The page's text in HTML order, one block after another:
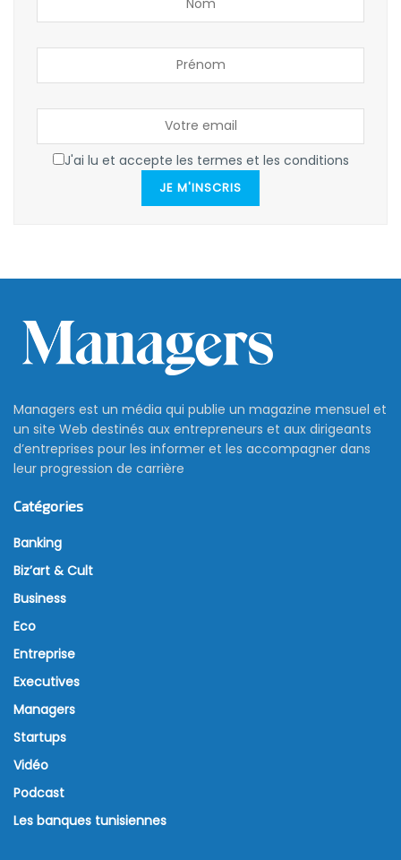
J'ai lu et accepte les termes et les conditions
JE M'INSCRIS
Managers est un média qui publie un magazine mensuel et
un site Web destinés aux entrepreneurs et aux dirigeants
d’entreprises pour les informer et les accompagner dans
leur progression de carrière
Catégories
Banking
Biz’art & Cult
Business
Eco
Entreprise
Executives
Managers
Startups
Vidéo
Podcast
Les banques tunisiennes